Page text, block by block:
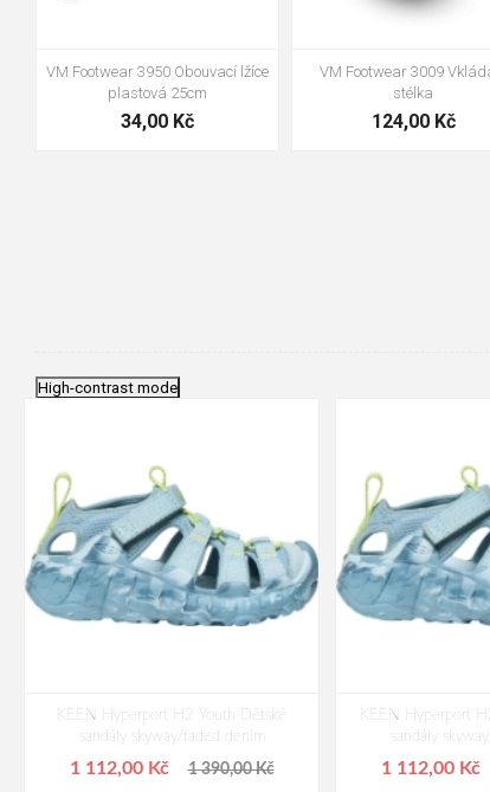
VM Footwear 3100 Tkaničky
kulaté
19,70 Kč
VM Footwear 3000
anatomická stélka
105,00 Kč
High-contrast mode
KEEN Hyperport H2 Youth Dětské
sandály skyway/faded denim
1 112,00 Kč 1 390,00 Kč
KEEN Hyperport
sandály
1 112,00 Kč